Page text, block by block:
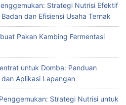
Strategi Nutrisi Efektif
dan Efisiensi Usaha Ternak
Pakan Kambing Fermentasi
untuk Domba: Panduan
Aplikasi Lapangan
Strategi Nutrisi untuk